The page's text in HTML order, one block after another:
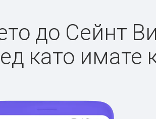
до Сейнт
като имате